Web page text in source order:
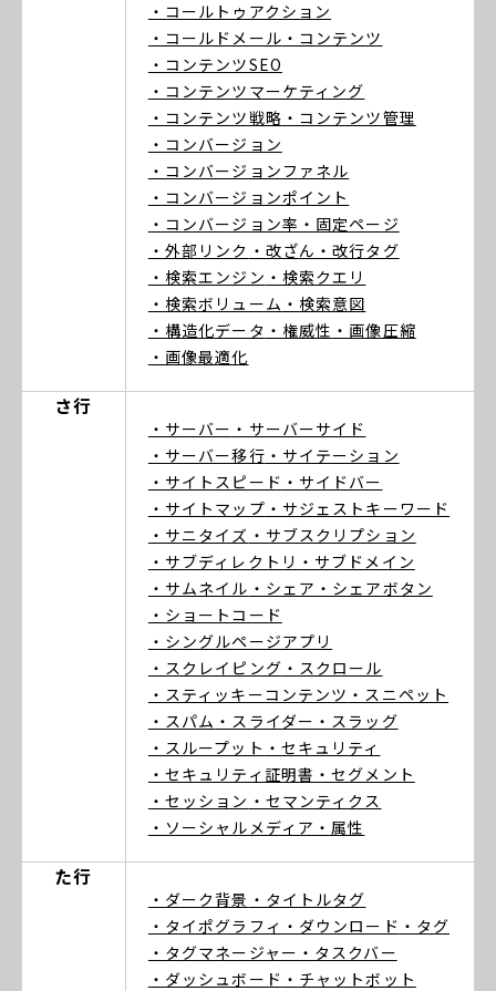
・コールトゥアクション
・コールドメール ・コンテンツ
・コンテンツSEO
・コンテンツマーケティング
・コンテンツ戦略 ・コンテンツ管理
・コンバージョン
・コンバージョンファネル
・コンバージョンポイント
・コンバージョン率 ・固定ページ
・外部リンク ・改ざん ・改行タグ
・検索エンジン ・検索クエリ
・検索ボリューム ・検索意図
・構造化データ ・権威性 ・画像圧縮
・画像最適化
さ行
・サーバー ・サーバーサイド
・サーバー移行 ・サイテーション
・サイトスピード ・サイドバー
・サイトマップ ・サジェストキーワード
・サニタイズ ・サブスクリプション
・サブディレクトリ ・サブドメイン
・サムネイル ・シェア ・シェアボタン
・ショートコード
・シングルページアプリ
・スクレイピング ・スクロール
・スティッキーコンテンツ ・スニペット
・スパム ・スライダー ・スラッグ
・スループット ・セキュリティ
・セキュリティ証明書 ・セグメント
・セッション ・セマンティクス
・ソーシャルメディア ・属性
た行
・ダーク背景 ・タイトルタグ
・タイポグラフィ ・ダウンロード ・タグ
・タグマネージャー ・タスクバー
・ダッシュボード ・チャットボット